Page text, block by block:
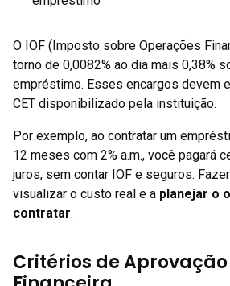
O IOF (Imposto sobre Operações
torno de 0,0082% ao dia mais 0,38%
empréstimo. Esses encargos devem
CET disponibilizado pela instituição.
Por exemplo, ao contratar um
12 meses com 2% a.m., você pagará
juros, sem contar IOF e seguros.
visualizar o custo real e a planejar o
contratar.
Critérios de